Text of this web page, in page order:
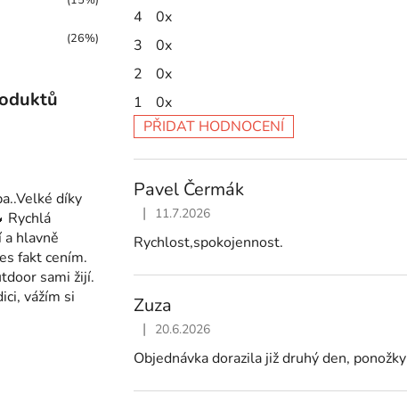
(26%)
díky
Rychlá
hlavně
fakt cením.
sami žijí.
vážím si
4
0x
3
0x
2
0x
1
0x
PŘIDAT HODNOCENÍ
p
s
d
n
o
Pavel Čermák
Hodnocení obchodu je 5 z 5 hvězdiček.
| 11.7.2026
Rychlost,spokojennost.
Zuza
Hodnocení obchodu je 5 z 5 hvězdiček.
| 20.6.2026
Objednávka dorazila již druhý den,